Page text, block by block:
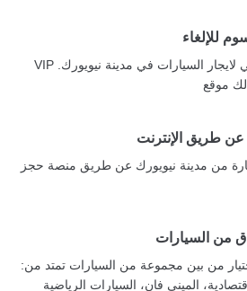
للإلغاء
إلغاء مجاني لايجار السيارات في مدينة نيويورك. VIP
طريق الإنترنت
من مدينة نيويورك عن طريق منصة حجز
من السيارات
من بين مجموعة من السيارات تمتد من:
الميني فان، السيارات الرياضية